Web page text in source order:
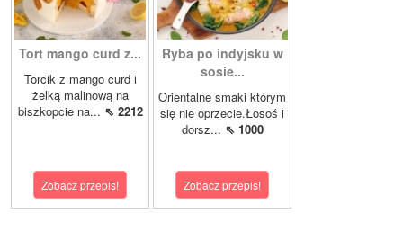
Tort mango curd z...
Torcik z mango curd i
żelką malinową na
biszkopcie na... ⇖ 2212
Zobacz przepis!
Ryba po indyjsku w
sosie...
Orientalne smaki którym
się nie oprzecie.Łosoś i
dorsz... ⇖ 1000
Zobacz przepis!